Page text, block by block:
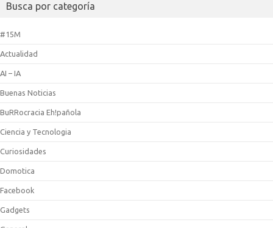
Busca por categoría
#15M
Actualidad
AI – IA
Buenas Noticias
BuRRocracia Eh!pañola
Ciencia y Tecnologia
Curiosidades
Domotica
Facebook
Gadgets